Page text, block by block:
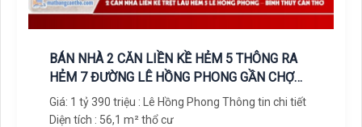
BÁN NHÀ 2 CĂN LIỀN KỀ HẺM 5 THÔNG RA
HẺM 7 ĐƯỜNG LÊ HỒNG PHONG GẦN CHỢ
BÌNH THUỶ
Giá: 1 tỷ 390 triệu : Lê Hồng Phong Thông tin chi tiết
Diện tích : 56,1 m² thổ cư